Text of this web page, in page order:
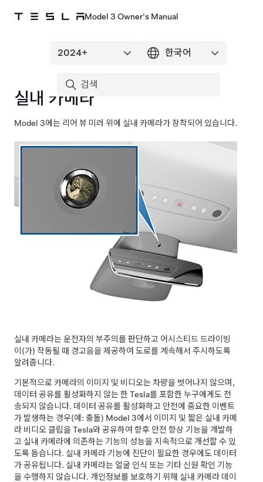
Model 3 Owner's Manual
실내 카메라
Model 3에는 리어 뷰 미러 위에 실내 카메라가 장착되어 있습니다.
실내 카메라는 운전자의 부주의를 판단하고 어시스티드 드라이빙
이(가) 작동될 때 경고음을 제공하여 도로를 계속해서 주시하도록
알려줍니다.
기본적으로 카메라의 이미지 및 비디오는 차량을 벗어나지 않으며,
데이터 공유를 활성화하지 않는 한 Tesla를 포함한 누구에게도 전
송되지 않습니다. 데이터 공유를 활성화하고 안전에 중요한 이벤트
가 발생하는 경우(예: 충돌) Model 3에서 이미지 및 짧은 실내 카메
라 비디오 클립을 Tesla와 공유하여 향후 안전 향상 기능을 개발하
고 실내 카메라에 의존하는 기능의 성능을 지속적으로 개선할 수 있
도록 돕습니다. 실내 카메라 기능에 진단이 필요한 경우에도 데이터
가 공유됩니다. 실내 카메라는 얼굴 인식 또는 기타 신원 확인 기능
을 수행하지 않습니다. 개인정보를 보호하기 위해 실내 카메라 데이